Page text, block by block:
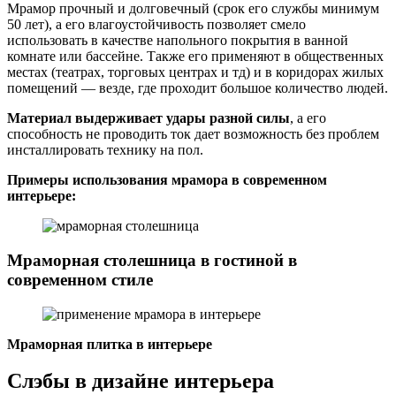
Мрамор прочный и долговечный (срок его службы минимум
50 лет), а его влагоустойчивость позволяет смело
использовать в качестве напольного покрытия в ванной
комнате или бассейне. Также его применяют в общественных
местах (театрах, торговых центрах и тд) и в коридорах жилых
помещений — везде, где проходит большое количество людей.
Материал выдерживает удары разной силы, а его
способность не проводить ток дает возможность без проблем
инсталлировать технику на пол.
Примеры использования мрамора в современном
интерьере:
Мраморная столешница в гостиной в
современном стиле
Мраморная плитка в интерьере
Слэбы в дизайне интерьера